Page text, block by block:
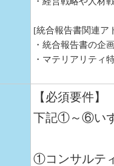
[統合報告書関連ア
・統合報告書の企
・マテリアリティ
【必須要件】
下記①～⑥い
①コンサルテ